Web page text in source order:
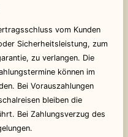
vom Kunden
Sicherheitsleistung, zum
zu verlangen. Die
können im
Bei Vorauszahlungen
bleiben die
Bei Zahlungsverzug des